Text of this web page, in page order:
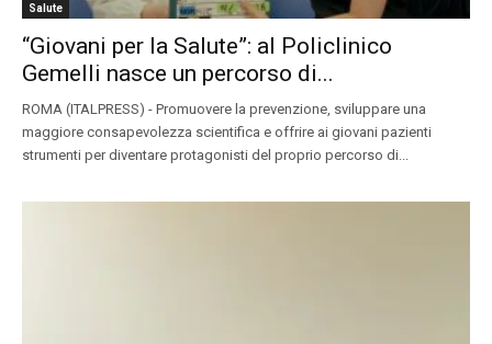
Salute
“Giovani per la Salute”: al Policlinico
Gemelli nasce un percorso di...
ROMA (ITALPRESS) - Promuovere la prevenzione, sviluppare una
maggiore consapevolezza scientifica e offrire ai giovani pazienti
strumenti per diventare protagonisti del proprio percorso di...